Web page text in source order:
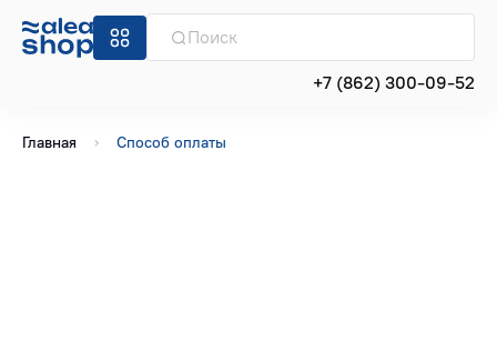
+7 (862) 300-09-52
Главная Способ оплаты